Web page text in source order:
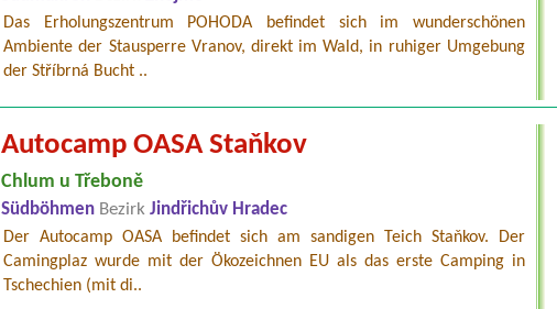
Das Erholungszentrum POHODA befindet sich im wunderschönen
Ambiente der Stausperre Vranov, direkt im Wald, in ruhiger Umgebung
der Stříbrná Bucht ..
Autocamp OASA Staňkov
Chlum u Třeboně
Südböhmen Bezirk Jindřichův Hradec
Der Autocamp OASA befindet sich am sandigen Teich Staňkov. Der
Camingplaz wurde mit der Ökozeichnen EU als das erste Camping in
Tschechien (mit di..